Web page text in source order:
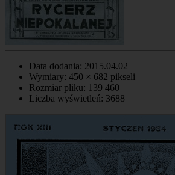
Data dodania: 2015.04.02
Wymiary: 450 × 682 pikseli
Rozmiar pliku: 139 460
Liczba wyświetleń: 3688